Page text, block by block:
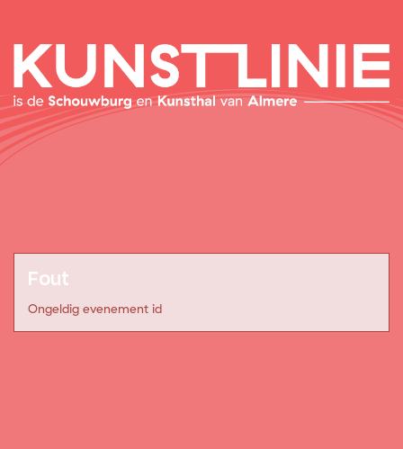
Fout
Ongeldig evenement id